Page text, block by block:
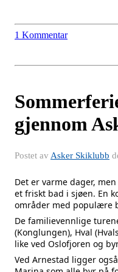
1 Kommentar
gjennom
Postet av Asker Skiklubb
Det er varme dager,
et friskt bad i sjøen. En
områder med populære
De familievennlige
(Konglungen), Hval
like ved Oslofjoren og
Ved Arnestad ligger